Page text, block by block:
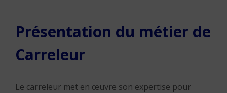
Présentation du métier de
Carreleur
Le carreleur met en œuvre son expertise pour